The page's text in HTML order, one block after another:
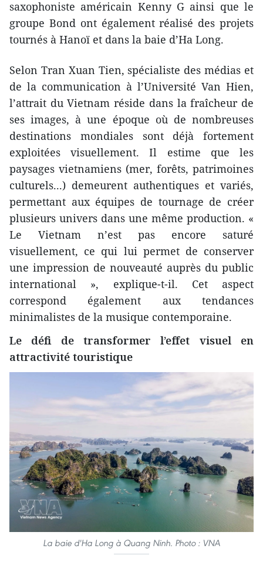
saxophoniste américain Kenny G ainsi que le
groupe Bond ont également réalisé des projets
tournés à Hanoï et dans la baie d’Ha Long.
Selon Tran Xuan Tien, spécialiste des médias et
de la communication à l’Université Van Hien,
l’attrait du Vietnam réside dans la fraîcheur de
ses images, à une époque où de nombreuses
destinations mondiales sont déjà fortement
exploitées visuellement. Il estime que les
paysages vietnamiens (mer, forêts, patrimoines
culturels...) demeurent authentiques et variés,
permettant aux équipes de tournage de créer
plusieurs univers dans une même production. «
Le Vietnam n’est pas encore saturé
visuellement, ce qui lui permet de conserver
une impression de nouveauté auprès du public
international », explique-t-il. Cet aspect
correspond également aux tendances
minimalistes de la musique contemporaine.
Le défi de transformer l’effet visuel en
attractivité touristique
La baie d'Ha Long à Quang Ninh. Photo : VNA